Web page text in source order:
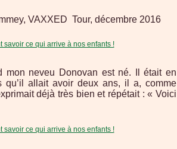
VAXXED Tour, décembre 2016
mon neveu Donovan est né. Il était en
qu’il allait avoir deux ans, il a, comme
déjà très bien et répétait : « Voici